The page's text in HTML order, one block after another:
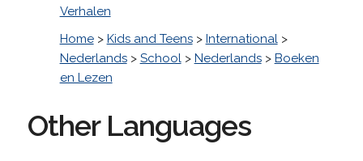
Verhalen
Home> Kids and Teens> International>
Nederlands> School> Nederlands> Boeken
en Lezen
Other Languages